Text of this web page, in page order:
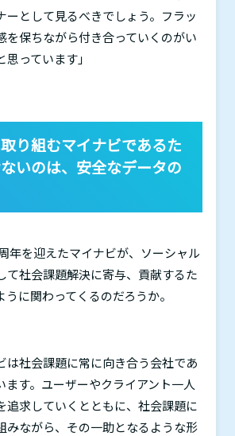
ーとして見るべきでしょう。フラッ
を保ちながら付き合っていくのがい
っています」
り組むマイナビであるた
いのは、安全なデータの
年を迎えたマイナビが、ソーシャル
て社会課題解決に寄与、貢献するた
うに関わってくるのだろうか。
は社会課題に常に向き合う会社であ
ます。ユーザーやクライアント一人
追求していくとともに、社会課題に
みながら、その一助となるような形